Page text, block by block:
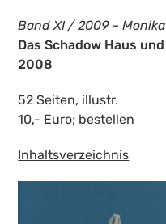
Band XI / 2009 –
Das Schadow Haus
2008
52 Seiten, illustr.
10,- Euro; bestellen
Inhaltsverzeichnis